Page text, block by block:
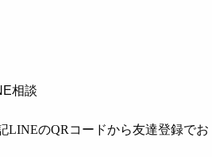
相談
LINEのQRコードから友達登録でお